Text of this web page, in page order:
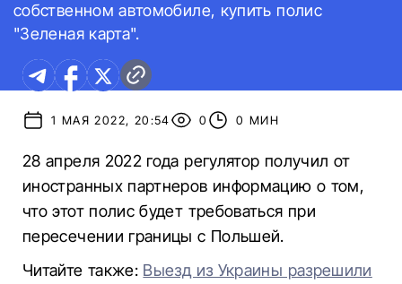
собственном автомобиле, купить полис
"Зеленая карта".
1 МАЯ 2022, 20:54 0 0 МИН
28 апреля 2022 года регулятор получил от
иностранных партнеров информацию о том,
что этот полис будет требоваться при
пересечении границы с Польшей.
Читайте также: Выезд из Украины разрешили